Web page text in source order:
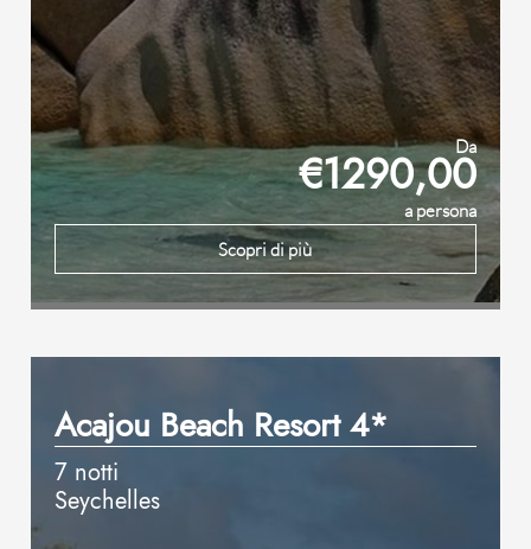
Da
€1290,00
a persona
Scopri di più
Acajou Beach Resort 4*
7 notti
Seychelles